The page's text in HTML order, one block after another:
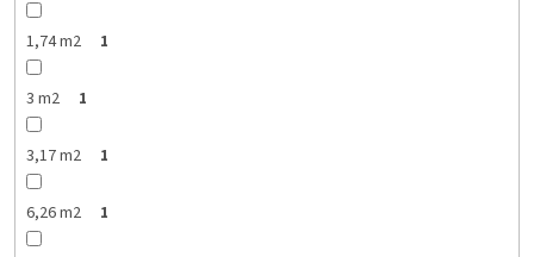
1,74 m2 1
3 m2 1
3,17 m2 1
6,26 m2 1